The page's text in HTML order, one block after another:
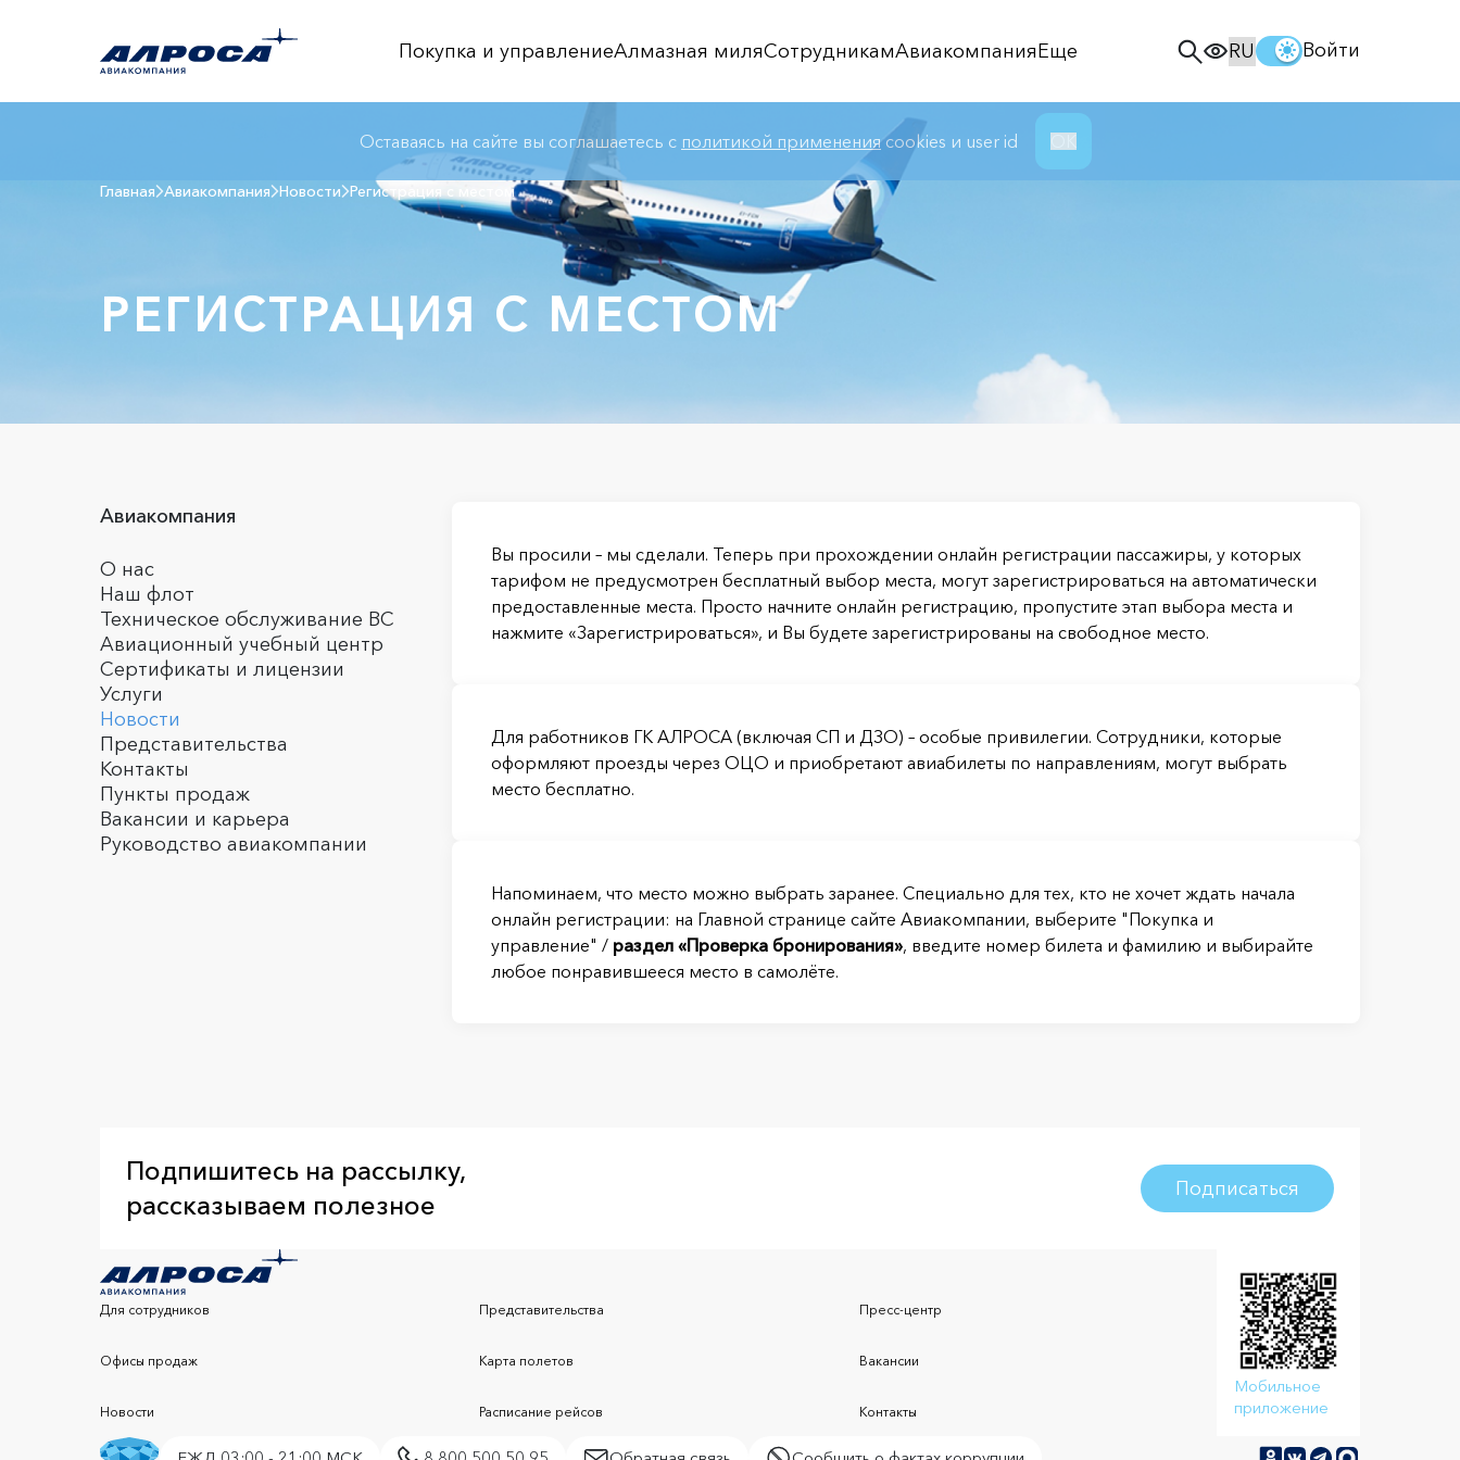
Покупка и управлениеАлмазная миляСотрудникамАвиакомпанияЕще Войти
Главная Авиакомпания Новости Регистрация с местом
РЕГИСТРАЦИЯ С МЕСТОМ
Авиакомпания
О нас
Наш флот
Техническое обслуживание ВС
Авиационный учебный центр
Сертификаты и лицензии
Услуги
Новости
Представительства
Контакты
Пункты продаж
Вакансии и карьера
Руководство авиакомпании
Вы просили – мы сделали. Теперь при прохождении онлайн регистрации пассажиры, у которых
тарифом не предусмотрен бесплатный выбор места, могут зарегистрироваться на автоматически
предоставленные места. Просто начните онлайн регистрацию, пропустите этап выбора места и
нажмите «Зарегистрироваться», и Вы будете зарегистрированы на свободное место.
Для работников ГК АЛРОСА (включая СП и ДЗО) – особые привилегии. Сотрудники, которые
оформляют проезды через ОЦО и приобретают авиабилеты по направлениям, могут выбрать
место бесплатно.
Напоминаем, что место можно выбрать заранее. Специально для тех, кто не хочет ждать начала
онлайн регистрации: на Главной странице сайте Авиакомпании, выберите "Покупка и
управление" / раздел «Проверка бронирования», введите номер билета и фамилию и выбирайте
любое понравившееся место в самолёте.
Подпишитесь на рассылку,
рассказываем полезное
Подписаться
Для сотрудников Представительства Пресс-центр
Офисы продаж Карта полетов Вакансии
Новости Расписание рейсов Контакты
Мобильное
приложение
Оставаясь на сайте вы соглашаетесь с политикой примененияcookies и user id